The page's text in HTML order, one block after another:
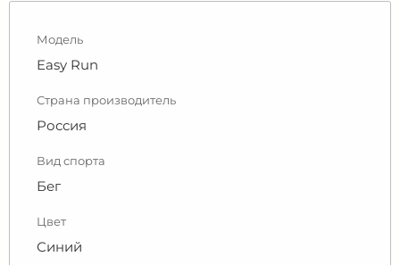
Модель
Easy Run
Страна производитель
Россия
Вид спорта
Бег
Цвет
Синий